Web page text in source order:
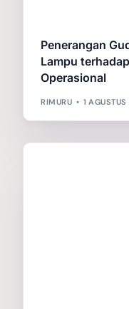
Penerangan
Lampu
Operasional
RIMURU 1